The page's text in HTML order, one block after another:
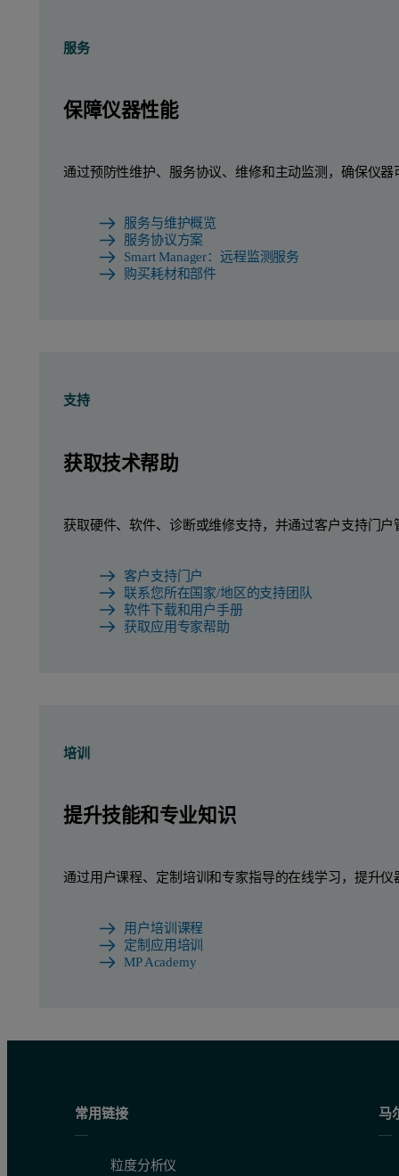
服务
保障仪器性能
通过预防性维护、服务协议、维修和主动监测，确保仪器
服务与维护概览
服务协议方案
Smart Manager：远程监测服务
购买耗材和部件
支持
获取技术帮助
获取硬件、软件、诊断或维修支持，并通过客户支持门户
客户支持门户
联系您所在国家/地区的支持团队
软件下载和用户手册
获取应用专家帮助
培训
提升技能和专业知识
通过用户课程、定制培训和专家指导的在线学习，提升仪
用户培训课程
定制应用培训
MP Academy
常用链接
粒度分析仪
马